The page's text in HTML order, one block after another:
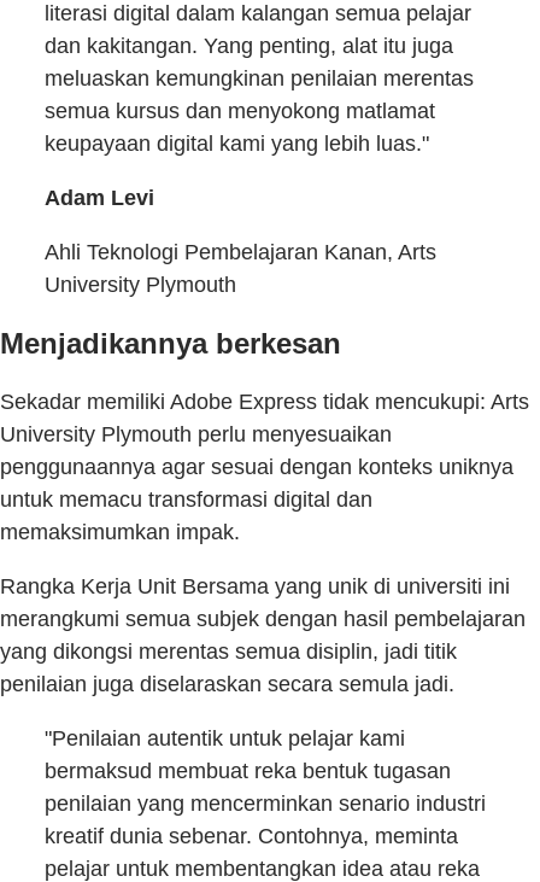
literasi digital dalam kalangan semua pelajar
dan kakitangan. Yang penting, alat itu juga
meluaskan kemungkinan penilaian merentas
semua kursus dan menyokong matlamat
keupayaan digital kami yang lebih luas."
Adam Levi
Ahli Teknologi Pembelajaran Kanan, Arts
University Plymouth
Menjadikannya berkesan
Sekadar memiliki Adobe Express tidak mencukupi: Arts
University Plymouth perlu menyesuaikan
penggunaannya agar sesuai dengan konteks uniknya
untuk memacu transformasi digital dan
memaksimumkan impak.
Rangka Kerja Unit Bersama yang unik di universiti ini
merangkumi semua subjek dengan hasil pembelajaran
yang dikongsi merentas semua disiplin, jadi titik
penilaian juga diselaraskan secara semula jadi.
"Penilaian autentik untuk pelajar kami
bermaksud membuat reka bentuk tugasan
penilaian yang mencerminkan senario industri
kreatif dunia sebenar. Contohnya, meminta
pelajar untuk membentangkan idea atau reka